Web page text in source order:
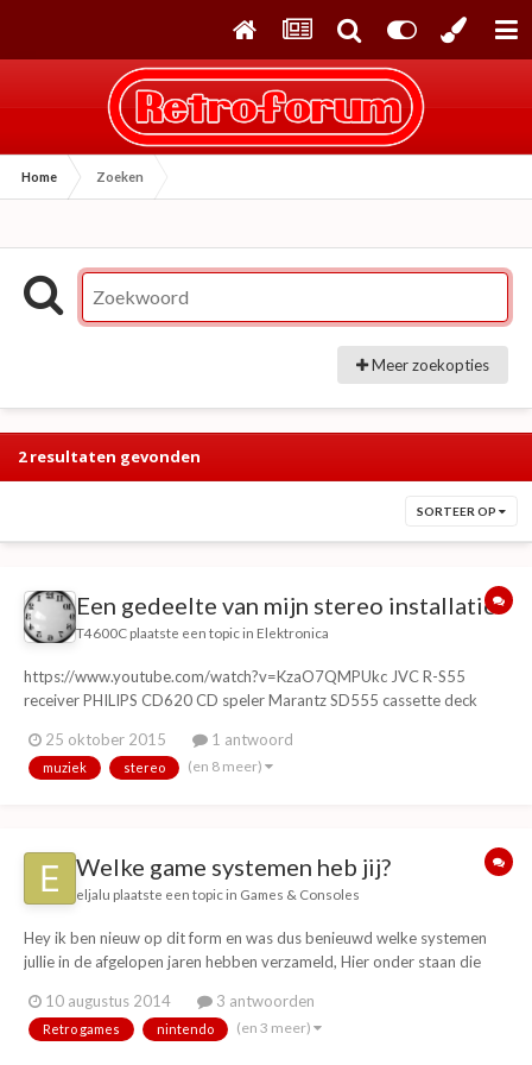
Home Zoeken
Meer zoekopties
2 resultaten gevonden
SORTEER OP
Een gedeelte van mijn stereo installatie.
T4600C plaatste een topic in Elektronica
https://www.youtube.com/watch?v=KzaO7QMPUkc JVC R-S55
receiver PHILIPS CD620 CD speler Marantz SD555 cassette deck
tangiale platenspeler JVC SK-51 boxen
25 oktober 2015 1 antwoord
muziek stereo (en 8 meer)
Welke game systemen heb jij?
eljalu plaatste een topic in Games & Consoles
Hey ik ben nieuw op dit form en was dus benieuwd welke systemen
jullie in de afgelopen jaren hebben verzameld, Hier onder staan die
Sega mega drive II Ps1 2x PS2 2x Ps3 GAMEBOY 2x GAMEBOY
pocket GAMEBOY light GBC 2x...
10 augustus 2014 3 antwoorden
Retro games nintendo (en 3 meer)